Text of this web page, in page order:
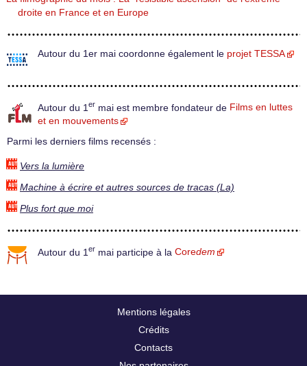
droite en France et en Europe
Autour du 1er mai coordonne également le projet TESSA
Autour du 1 er mai est membre fondateur de Films en luttes
et en mouvements
Parmi les derniers films recensés :
Vers la lumière
Machine à écrire et autres sources de tracas (La)
Plus fort que moi
Autour du 1 er mai participe à la Coredem
Mentions légales
Crédits
Contacts